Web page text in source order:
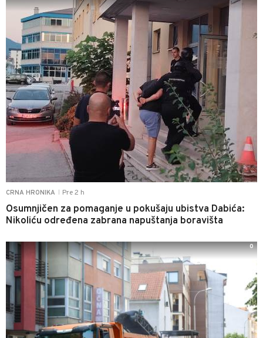
CRNA HRONIKA Pre 2 h
Osumnjičen za pomaganje u pokušaju ubistva Dabića:
Nikoliću određena zabrana napuštanja boravišta
0